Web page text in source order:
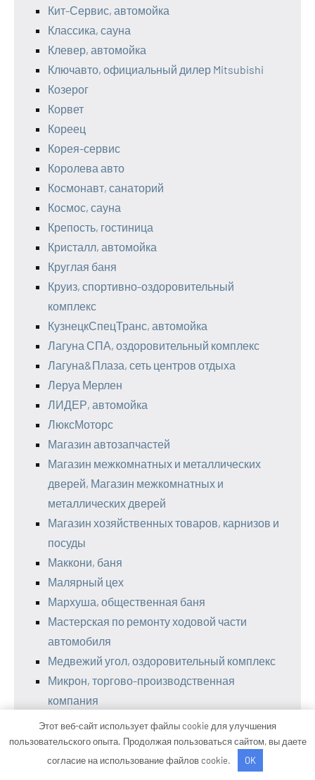
Кит-Сервис, автомойка
Классика, сауна
Клевер, автомойка
Ключавто, официальный дилер Mitsubishi
Козерог
Корвет
Кореец
Корея-сервис
Королева авто
Космонавт, санаторий
Космос, сауна
Крепость, гостиница
Кристалл, автомойка
Круглая баня
Круиз, спортивно-оздоровительный
комплекс
КузнецкСпецТранс, автомойка
Лагуна СПА, оздоровительный комплекс
Лагуна&Плаза, сеть центров отдыха
Леруа Мерлен
ЛИДЕР, автомойка
ЛюксМоторс
Магазин автозапчастей
Магазин межкомнатных и металлических
дверей, Магазин межкомнатных и
металлических дверей
Магазин хозяйственных товаров, карнизов и
посуды
Маккони, баня
Малярный цех
Мархуша, общественная баня
Мастерская по ремонту ходовой части
автомобиля
Медвежий угол, оздоровительный комплекс
Микрон, торгово-производственная
компания
Милана, SPA-салон
Модуль, автокомплекс
Мой авто, автосервис по ремонту и
Этот веб-сайт использует файлы cookie для улучшения
пользовательского опыта. Продолжая пользоваться сайтом, вы даете
согласие на использование файлов cookie.
OK